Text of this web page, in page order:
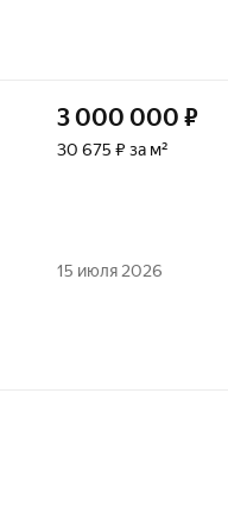
3 000 000 ₽
30 675 ₽ за м²
15 июля 2026